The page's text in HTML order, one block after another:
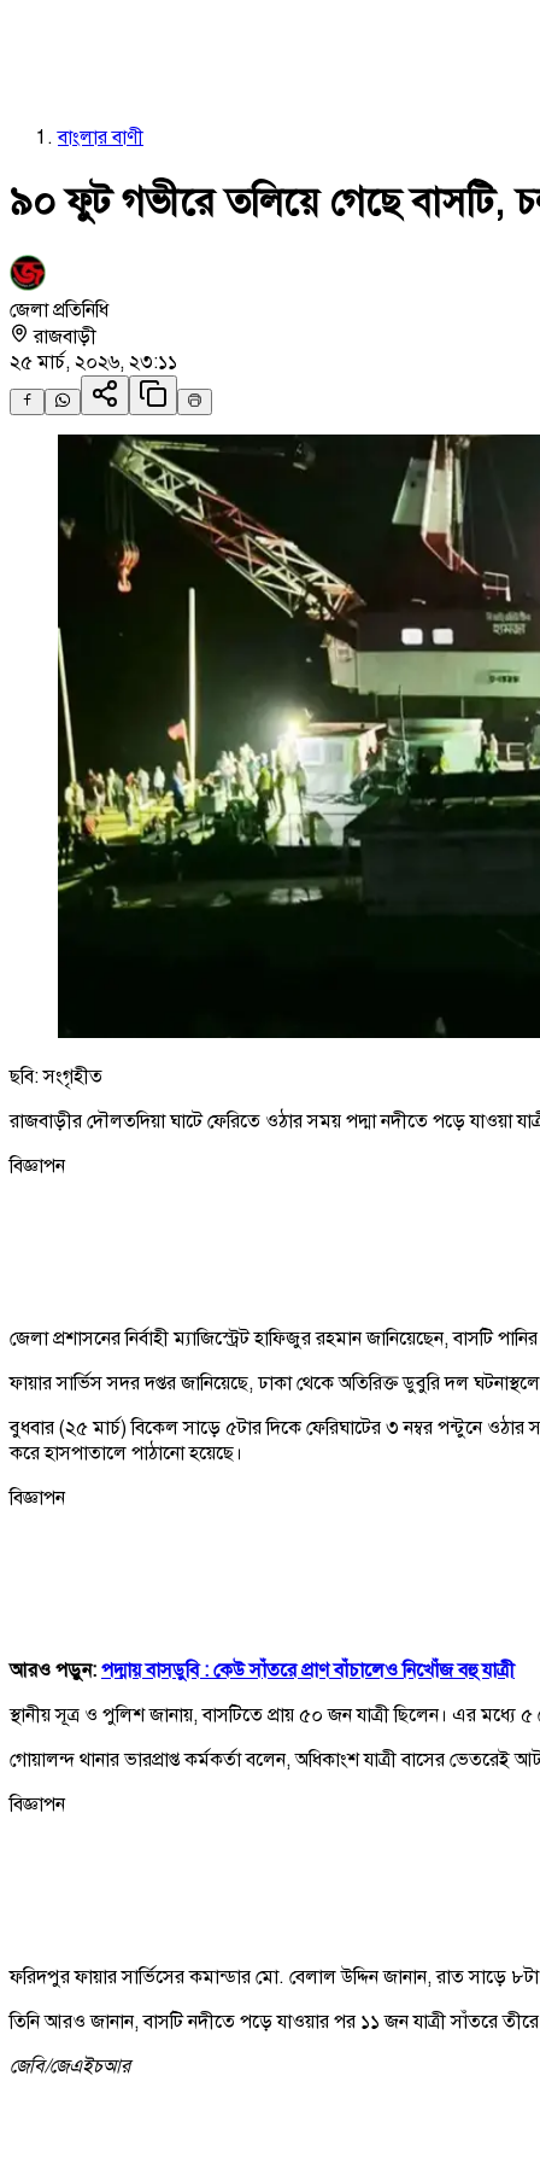
বাংলার বাণী
৯০ ফুট গভীরে তলিয়ে গেছে বাসটি,
জেলা প্রতিনিধি
রাজবাড়ী
২৫ মার্চ, ২০২৬, ২৩:১১
ছবি: সংগৃহীত
রাজবাড়ীর দৌলতদিয়া ঘাটে ফেরিতে ওঠার সময় পদ্মা নদীতে পড়ে যাওয়া
বিজ্ঞাপন
জেলা প্রশাসনের নির্বাহী ম্যাজিস্ট্রেট হাফিজুর রহমান জানিয়েছেন, বাসটি
ফায়ার সার্ভিস সদর দপ্তর জানিয়েছে, ঢাকা থেকে অতিরিক্ত ডুবুরি দল
বুধবার (২৫ মার্চ) বিকেল সাড়ে ৫টার দিকে ফেরিঘাটের ৩ নম্বর পন্টুনে
করে হাসপাতালে পাঠানো হয়েছে।
বিজ্ঞাপন
আরও পড়ুন: পদ্মায় বাসডুবি : কেউ সাঁতরে প্রাণ বাঁচালেও নিখোঁজ বহু যাত্রী
স্থানীয় সূত্র ও পুলিশ জানায়, বাসটিতে প্রায় ৫০ জন যাত্রী ছিলেন। এর
গোয়ালন্দ থানার ভারপ্রাপ্ত কর্মকর্তা বলেন, অধিকাংশ যাত্রী বাসের
বিজ্ঞাপন
ফরিদপুর ফায়ার সার্ভিসের কমান্ডার মো. বেলাল উদ্দিন জানান, রাত সাড়ে
তিনি আরও জানান, বাসটি নদীতে পড়ে যাওয়ার পর ১১ জন যাত্রী সাঁতরে তীরে
জেবি/জেএইচআর